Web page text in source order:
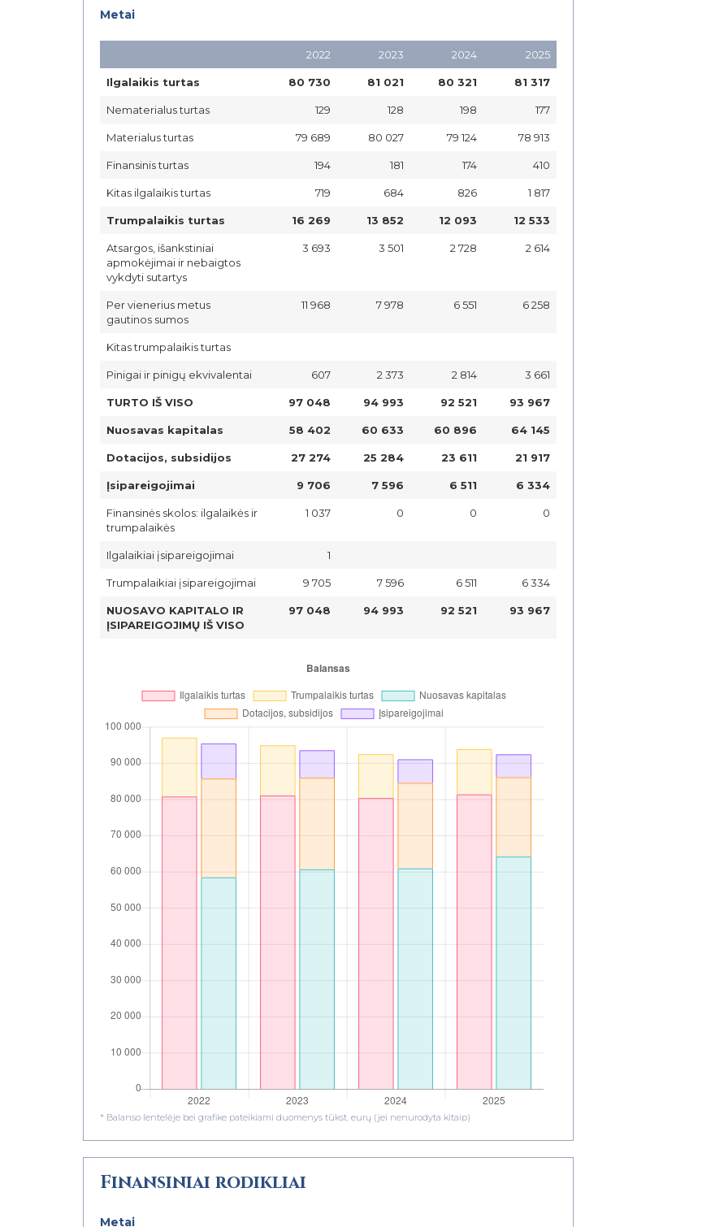
Metai
2022 2023 2024 2025
Ilgalaikis turtas 80 730 81 021 80 321 81 317
Nematerialus turtas 129 128 198 177
Materialus turtas 79 689 80 027 79 124 78 913
Finansinis turtas 194 181 174 410
Kitas ilgalaikis turtas 719 684 826 1 817
Trumpalaikis turtas 16 269 13 852 12 093 12 533
Atsargos, išankstiniai
apmokėjimai ir nebaigtos
vykdyti sutartys
3 693 3 501 2 728 2 614
Per vienerius metus
gautinos sumos
11 968 7 978 6 551 6 258
Kitas trumpalaikis turtas
Pinigai ir pinigų ekvivalentai 607 2 373 2 814 3 661
TURTO IŠ VISO 97 048 94 993 92 521 93 967
Nuosavas kapitalas 58 402 60 633 60 896 64 145
Dotacijos, subsidijos 27 274 25 284 23 611 21 917
Įsipareigojimai 9 706 7 596 6 511 6 334
Finansinės skolos: ilgalaikės ir
trumpalaikės
1 037 0 0 0
Ilgalaikiai įsipareigojimai 1
Trumpalaikiai įsipareigojimai 9 705 7 596 6 511 6 334
NUOSAVO KAPITALO IR
ĮSIPAREIGOJIMŲ IŠ VISO
97 048 94 993 92 521 93 967
* Balanso lentelėje bei grafike pateikiami duomenys tūkst. eurų (jei nenurodyta kitaip)
Finansiniai rodikliai
Metai